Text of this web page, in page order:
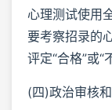
心理测试使用
要考察招录的
评定“合格”或“
(四)政治审核